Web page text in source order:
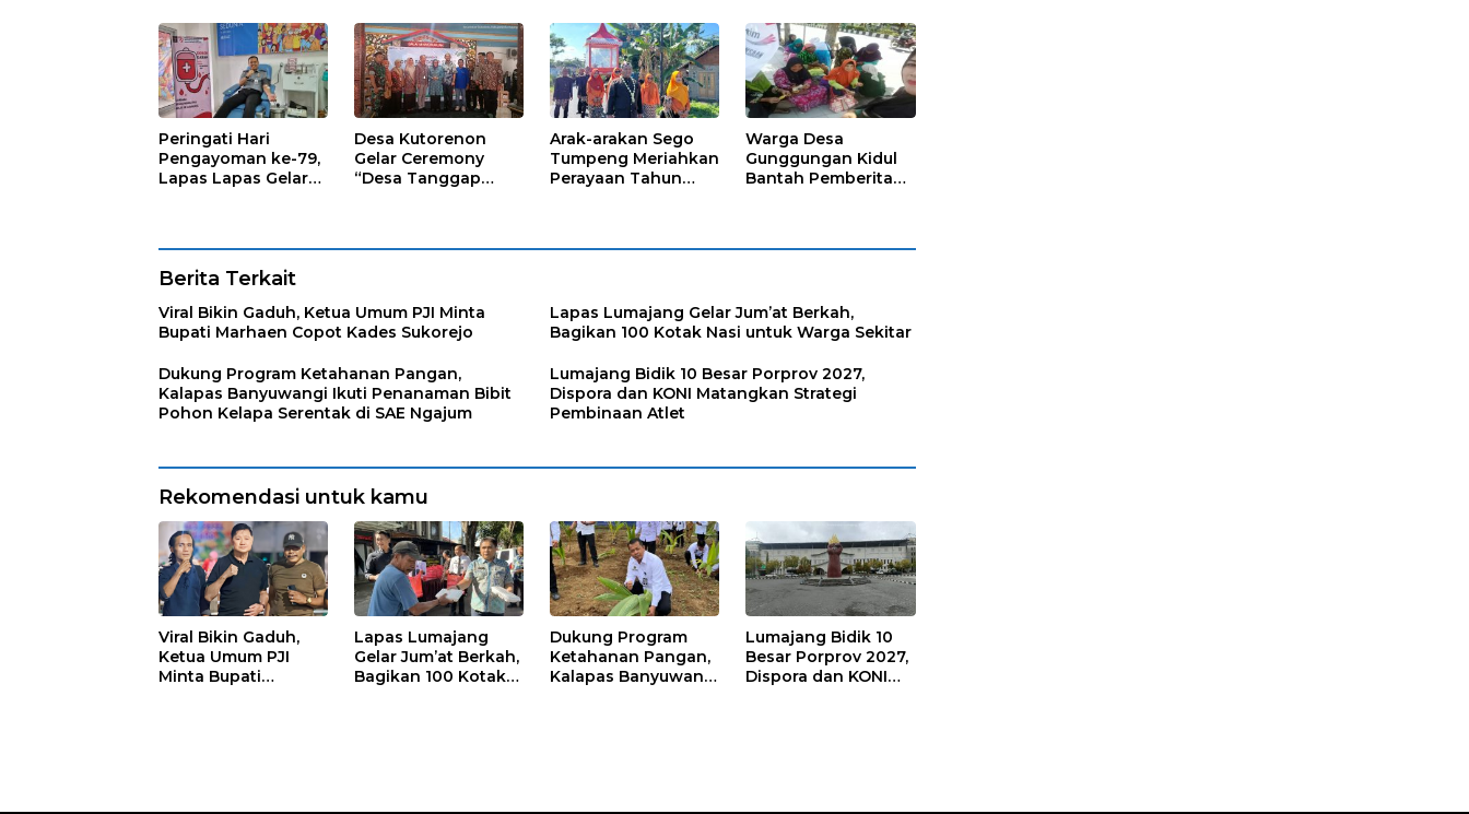
Kesehatan
Masyarakat
Tanggap Keadaan
Gawat Darurat
Peringati Hari
Pengayoman ke-79,
Lapas Lapas Gelar
Desa Kutorenon
Gelar Ceremony
“Desa Tanggap
Arak-arakan Sego
Tumpeng Meriahkan
Perayaan Tahun
Warga Desa
Gunggungan Kidul
Bantah Pemberitaan
Berita Terkait
Viral Bikin Gaduh, Ketua Umum PJI Minta
Bupati Marhaen Copot Kades Sukorejo
Lapas Lumajang Gelar Jum’at Berkah,
Bagikan 100 Kotak Nasi untuk Warga Sekitar
Dukung Program Ketahanan Pangan,
Kalapas Banyuwangi Ikuti Penanaman Bibit
Pohon Kelapa Serentak di SAE Ngajum
Lumajang Bidik 10 Besar Porprov 2027,
Dispora dan KONI Matangkan Strategi
Pembinaan Atlet
Rekomendasi untuk kamu
Viral Bikin Gaduh,
Ketua Umum PJI
Minta Bupati
Lapas Lumajang
Gelar Jum’at Berkah,
Bagikan 100 Kotak
Dukung Program
Ketahanan Pangan,
Kalapas Banyuwangi
Lumajang Bidik 10
Besar Porprov 2027,
Dispora dan KONI